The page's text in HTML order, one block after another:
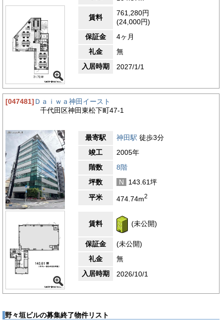
賃料
761,280円
(24,000円)
保証金
4ヶ月
礼金
無
入居時期
2027/1/1
[047481] Ｄａｉｗａ神田イースト
千代田区神田東松下町47-1
最寄駅 神田駅 徒歩3分
竣工
2005年
階数
8階
坪数
N
143.61坪
平米
474.74m2
賃料 (未公開)
保証金
(未公開)
礼金
無
入居時期
2026/10/1
野々垣ビルの募集終了物件リスト